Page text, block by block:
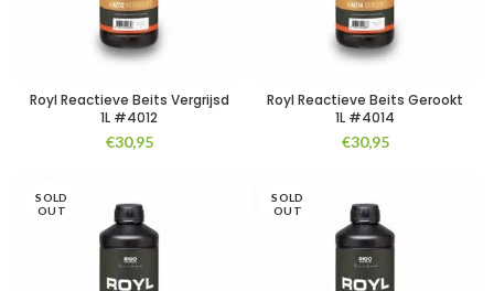
Royl Reactieve Beits Vergrijsd
1L #4012
€30,95
Royl Reactieve Beits Gerookt
1L #4014
€30,95
SOLD
OUT
SOLD
OUT